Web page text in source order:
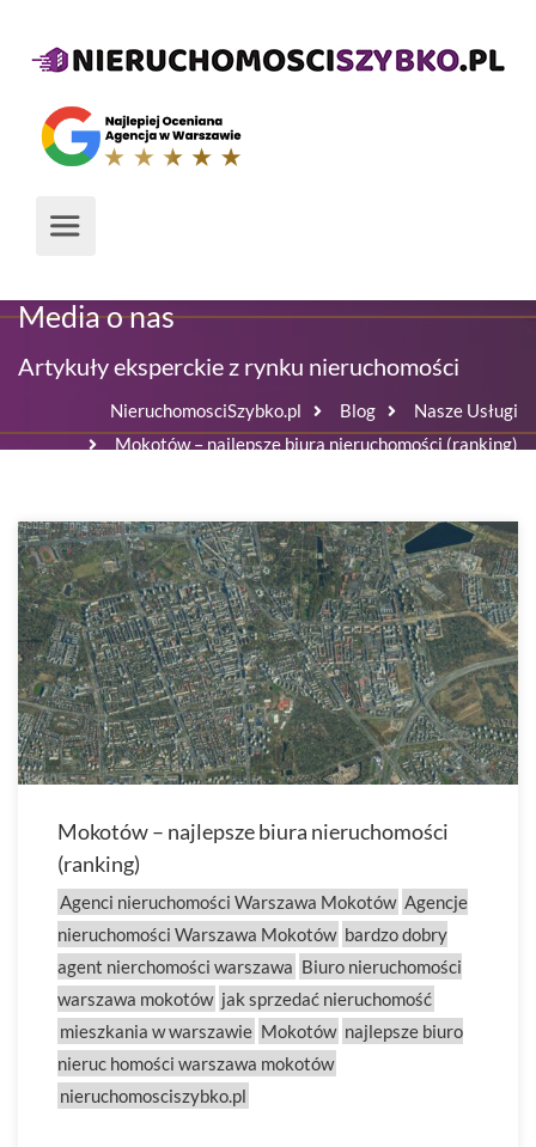
Media o nas
Artykuły eksperckie z rynku nieruchomości
NieruchomosciSzybko.pl Blog
Nasze Usługi
Mokotów – najlepsze biura nieruchomości (ranking)
Mokotów – najlepsze biura nieruchomości
(ranking)
Agenci nieruchomości Warszawa Mokotów Agencje
nieruchomości Warszawa Mokotów bardzo dobry
agent nierchomości warszawa Biuro nieruchomości
warszawa mokotów jak sprzedać nieruchomość
mieszkania w warszawie Mokotów najlepsze biuro
nieruc homości warszawa mokotów
nieruchomosciszybko.pl